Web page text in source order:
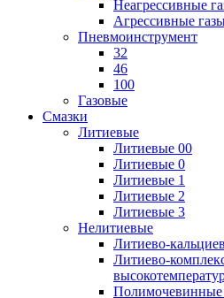
Неагрессивные
Агрессивные
Пневмоинструмент
32
46
100
Газовые
Смазки
Литиевые
Литиевые 00
Литиевые 0
Литиевые 1
Литиевые 2
Литиевые 3
Нелитиевые
Литиево-
Литиево-
Полимочевинные